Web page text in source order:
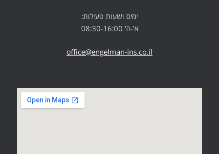
ימים ושעות פעילות:
א'-ה' 08:30-16:00
office@engelman-ins.co.il